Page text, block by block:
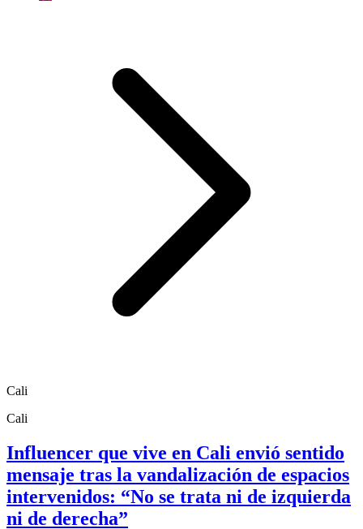
Cali
Cali
Influencer que vive en Cali envió sentido
mensaje tras la vandalización de espacios
intervenidos: “No se trata ni de izquierda
ni de derecha”